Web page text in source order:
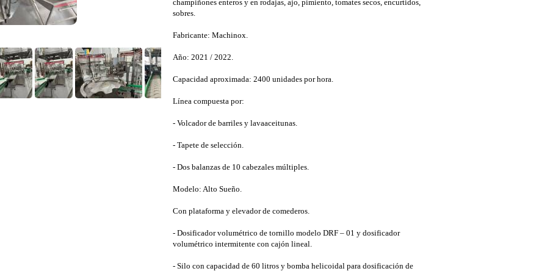
champiñones enteros y en rodajas, ajo, pimiento, tomates secos, encurtidos,
sobres.
Fabricante: Machinox.
Año: 2021 / 2022.
Capacidad aproximada: 2400 unidades por hora.
Línea compuesta por:
- Volcador de barriles y lavaaceitunas.
- Tapete de selección.
- Dos balanzas de 10 cabezales múltiples.
Modelo: Alto Sueño.
Con plataforma y elevador de comederos.
- Dosificador volumétrico de tornillo modelo DRF – 01 y dosificador
volumétrico intermitente con cajón lineal.
- Silo con capacidad de 60 litros y bomba helicoidal para dosificación de